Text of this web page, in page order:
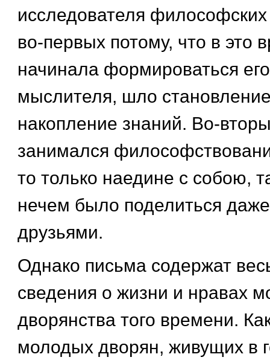
исследователя
во-первых потому, что в это
начинала формироваться
мыслителя, шло
накопление знаний. Во-
занимался
то только наедине с собою,
нечем было поделиться
друзьями.
Однако письма содержат
сведения о жизни и нравах
дворянства того времени.
молодых дворян, живущих в